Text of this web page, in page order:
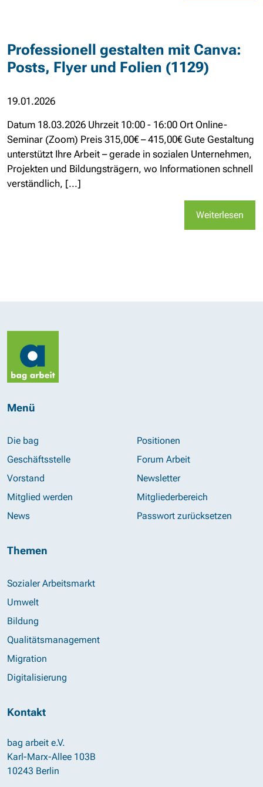
Professionell gestalten mit Canva:
Posts, Flyer und Folien (1129)
19.01.2026
Datum 18.03.2026 Uhrzeit 10:00 - 16:00 Ort Online-
Seminar (Zoom) Preis 315,00€ – 415,00€ Gute Gestaltung
unterstützt Ihre Arbeit – gerade in sozialen Unternehmen,
Projekten und Bildungsträgern, wo Informationen schnell
verständlich, [...]
Weiterlesen
Menü
Die bag
Geschäftsstelle
Vorstand
Mitglied werden
News
Positionen
Forum Arbeit
Newsletter
Mitgliederbereich
Passwort zurücksetzen
Themen
Sozialer Arbeitsmarkt
Umwelt
Bildung
Qualitätsmanagement
Migration
Digitalisierung
Kontakt
bag arbeit e.V.
Karl-Marx-Allee 103B
10243 Berlin